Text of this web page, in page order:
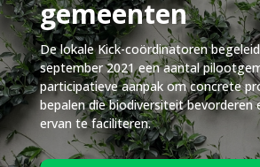
gemeenten
De lokale Kick-coördinatoren
september 2021 een aantal
participatieve aanpak om concrete
bepalen die biodiversiteit bevorderen
ervan te faciliteren.